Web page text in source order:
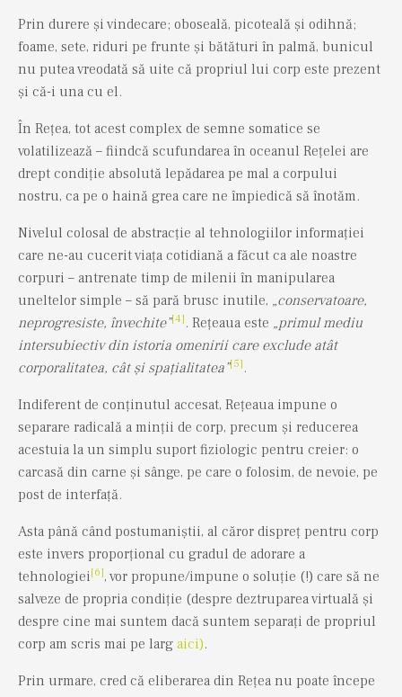
Prin durere și vindecare; oboseală, picoteală și odihnă;
foame, sete, riduri pe frunte și bătături în palmă, bunicul
nu putea vreodată să uite că propriul lui corp este prezent
și că-i una cu el.
În Rețea, tot acest complex de semne somatice se
volatilizează – fiindcă scufundarea în oceanul Rețelei are
drept condiție absolută lepădarea pe mal a corpului
nostru, ca pe o haină grea care ne împiedică să înotăm.
Nivelul colosal de abstracție al tehnologiilor informației
care ne-au cucerit viața cotidiană a făcut ca ale noastre
corpuri – antrenate timp de milenii în manipularea
uneltelor simple – să pară brusc inutile, „conservatoare,
neprogresiste, învechite”[4] . Rețeaua este „primul mediu
intersubiectiv din istoria omenirii care exclude atât
corporalitatea, cât și spațialitatea”[5] .
Indiferent de conținutul accesat, Rețeaua impune o
separare radicală a minții de corp, precum și reducerea
acestuia la un simplu suport fiziologic pentru creier: o
carcasă din carne și sânge, pe care o folosim, de nevoie, pe
post de interfață.
Asta până când postumaniștii, al căror dispreț pentru corp
este invers proporțional cu gradul de adorare a
tehnologiei[6], vor propune/impune o soluție (!) care să ne
salveze de propria condiție (despre deztruparea virtuală și
despre cine mai suntem dacă suntem separați de propriul
corp am scris mai pe larg aici).
Prin urmare, cred că eliberarea din Rețea nu poate începe